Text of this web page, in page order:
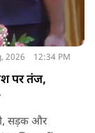
2026 12:34 PM
पर तंज,
सड़क और